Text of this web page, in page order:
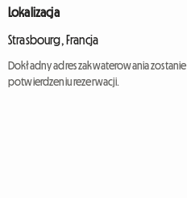
Lokalizacja
Strasbourg, Francja
Dokładny adres zakwaterowania
potwierdzeniu rezerwacji.